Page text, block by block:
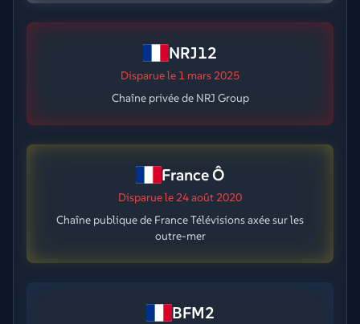
NRJ12
Disparuele 1 mars 2025
Chaîne privée de NRJ Group
France Ô
Disparuele 24 août 2020
Chaîne publique de France Télévisions axée sur les
outre-mer
BFM2